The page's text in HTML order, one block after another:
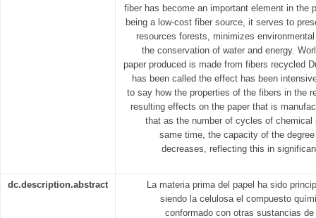
fiber has become an important element in the
being a low-cost fiber source, it serves to
resources forests, minimizes
the conservation of water and energy.
paper produced is made from fibers recycled
has been called the effect has been
to say how the properties of the fibers in the
resulting effects on the paper that is
that as the number of cycles of
same time, the capacity of the
decreases, reflecting this in
dc.description.abstract
La materia prima del papel ha sido
siendo la celulosa el compuesto
conformado con otras sustancias